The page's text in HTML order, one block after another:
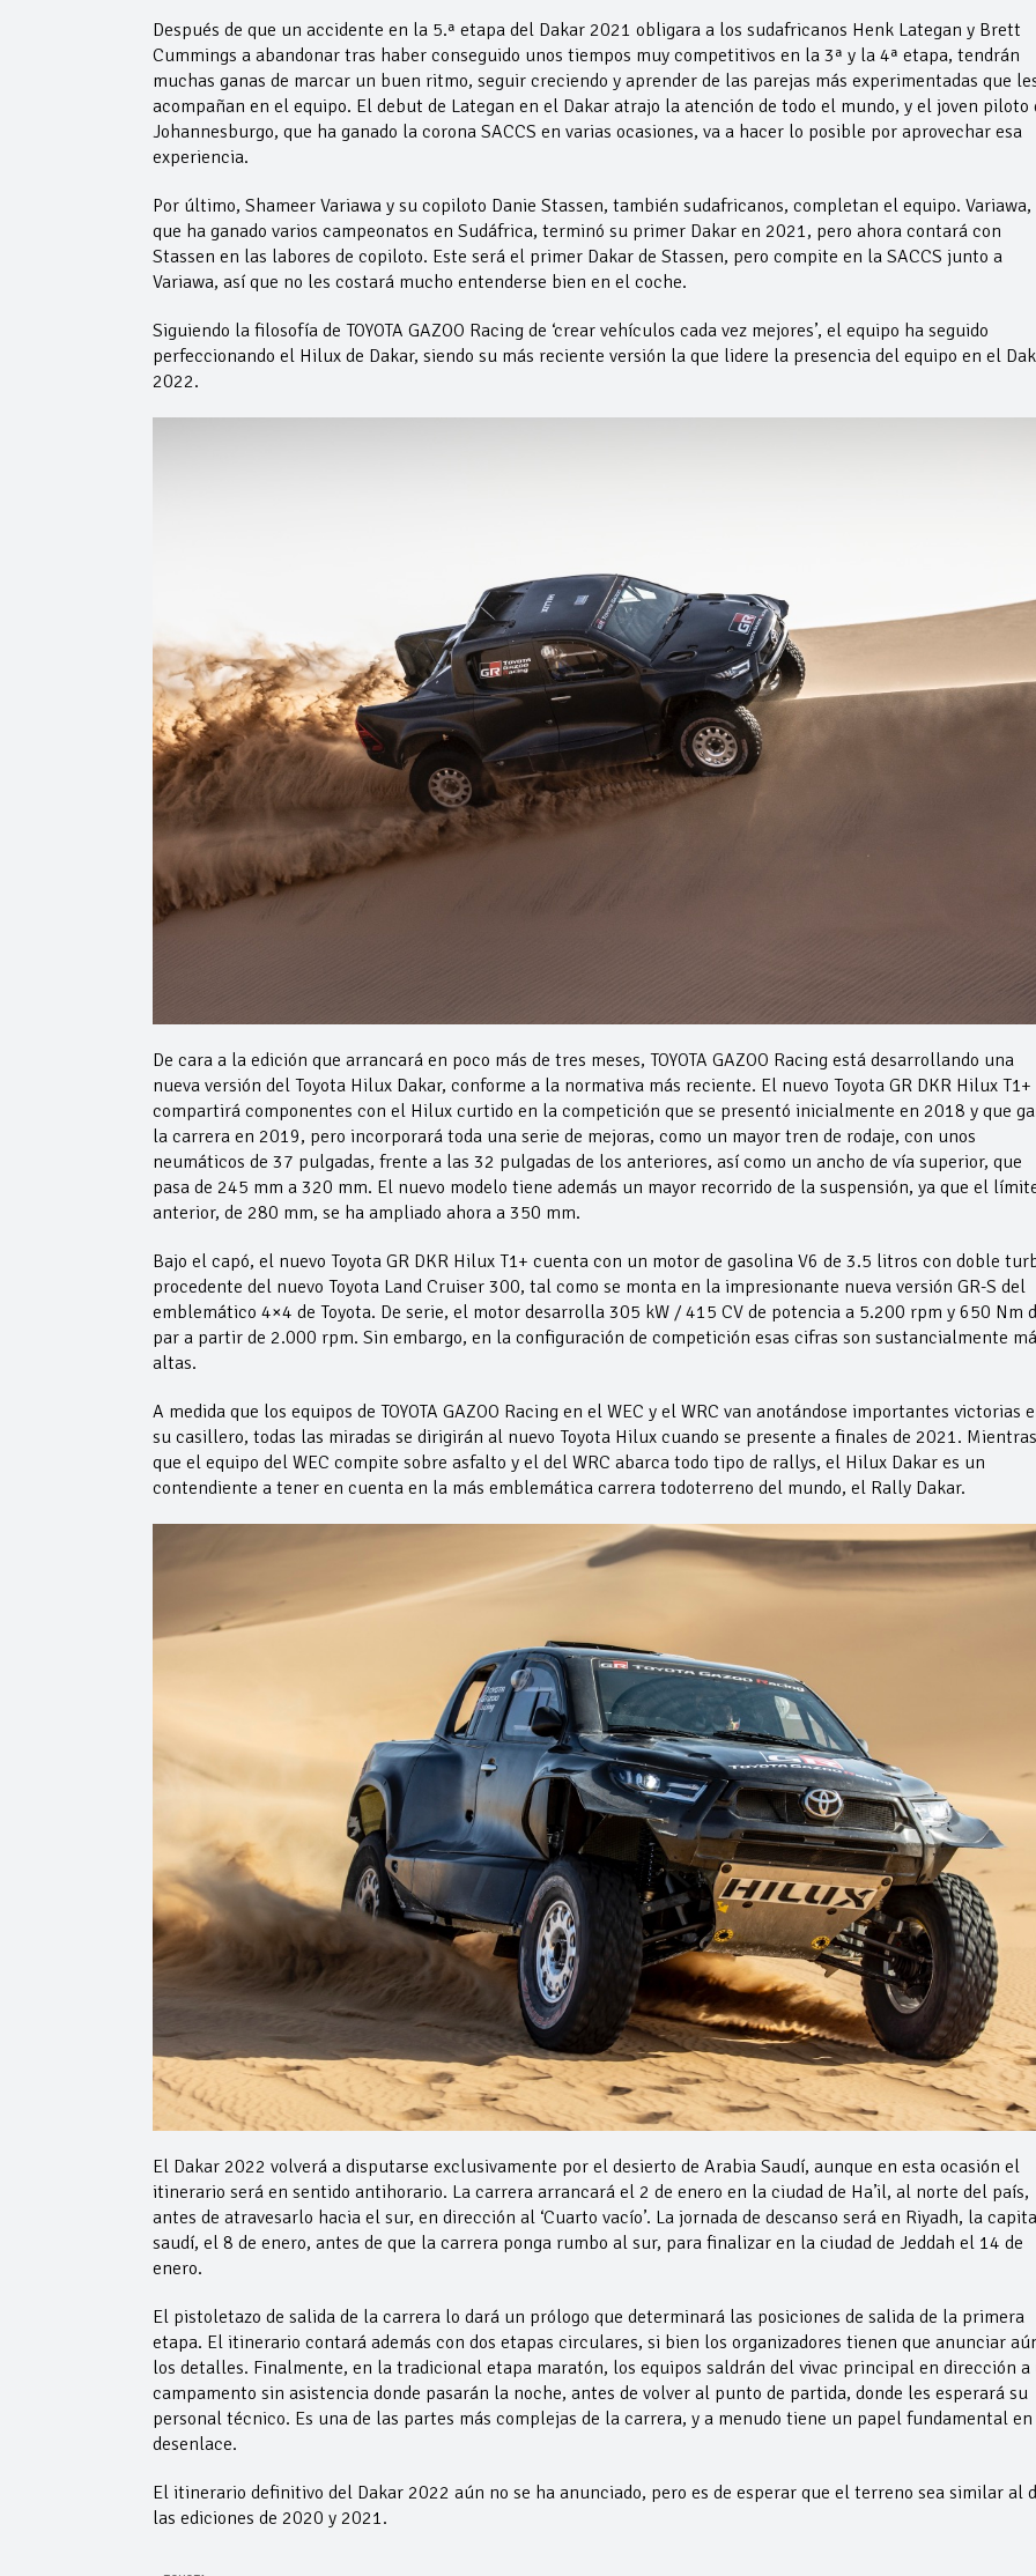
Después de que un accidente en la 5.ª etapa del Dakar 2021 obligara a los sudafricanos Henk Lategan y Brett
Cummings a abandonar tras haber conseguido unos tiempos muy competitivos en la 3ª y la 4ª etapa, tendrán
muchas ganas de marcar un buen ritmo, seguir creciendo y aprender de las parejas más experimentadas que
acompañan en el equipo. El debut de Lategan en el Dakar atrajo la atención de todo el mundo, y el joven piloto
Johannesburgo, que ha ganado la corona SACCS en varias ocasiones, va a hacer lo posible por aprovechar esa
experiencia.
Por último, Shameer Variawa y su copiloto Danie Stassen, también sudafricanos, completan el equipo. Variawa,
que ha ganado varios campeonatos en Sudáfrica, terminó su primer Dakar en 2021, pero ahora contará con
Stassen en las labores de copiloto. Este será el primer Dakar de Stassen, pero compite en la SACCS junto a
Variawa, así que no les costará mucho entenderse bien en el coche.
Siguiendo la filosofía de TOYOTA GAZOO Racing de ‘crear vehículos cada vez mejores’, el equipo ha seguido
perfeccionando el Hilux de Dakar, siendo su más reciente versión la que lidere la presencia del equipo en el
2022.
De cara a la edición que arrancará en poco más de tres meses, TOYOTA GAZOO Racing está desarrollando una
nueva versión del Toyota Hilux Dakar, conforme a la normativa más reciente. El nuevo Toyota GR DKR Hilux T1+
compartirá componentes con el Hilux curtido en la competición que se presentó inicialmente en 2018 y que
la carrera en 2019, pero incorporará toda una serie de mejoras, como un mayor tren de rodaje, con unos
neumáticos de 37 pulgadas, frente a las 32 pulgadas de los anteriores, así como un ancho de vía superior, que
pasa de 245 mm a 320 mm. El nuevo modelo tiene además un mayor recorrido de la suspensión, ya que el
anterior, de 280 mm, se ha ampliado ahora a 350 mm.
Bajo el capó, el nuevo Toyota GR DKR Hilux T1+ cuenta con un motor de gasolina V6 de 3.5 litros con doble
procedente del nuevo Toyota Land Cruiser 300, tal como se monta en la impresionante nueva versión GR-S del
emblemático 4×4 de Toyota. De serie, el motor desarrolla 305 kW / 415 CV de potencia a 5.200 rpm y 650 Nm
par a partir de 2.000 rpm. Sin embargo, en la configuración de competición esas cifras son sustancialmente
altas.
A medida que los equipos de TOYOTA GAZOO Racing en el WEC y el WRC van anotándose importantes victorias
su casillero, todas las miradas se dirigirán al nuevo Toyota Hilux cuando se presente a finales de 2021. Mientras
que el equipo del WEC compite sobre asfalto y el del WRC abarca todo tipo de rallys, el Hilux Dakar es un
contendiente a tener en cuenta en la más emblemática carrera todoterreno del mundo, el Rally Dakar.
El Dakar 2022 volverá a disputarse exclusivamente por el desierto de Arabia Saudí, aunque en esta ocasión el
itinerario será en sentido antihorario. La carrera arrancará el 2 de enero en la ciudad de Ha’il, al norte del país,
antes de atravesarlo hacia el sur, en dirección al ‘Cuarto vacío’. La jornada de descanso será en Riyadh, la
saudí, el 8 de enero, antes de que la carrera ponga rumbo al sur, para finalizar en la ciudad de Jeddah el 14 de
enero.
El pistoletazo de salida de la carrera lo dará un prólogo que determinará las posiciones de salida de la primera
etapa. El itinerario contará además con dos etapas circulares, si bien los organizadores tienen que anunciar
los detalles. Finalmente, en la tradicional etapa maratón, los equipos saldrán del vivac principal en dirección a
campamento sin asistencia donde pasarán la noche, antes de volver al punto de partida, donde les esperará su
personal técnico. Es una de las partes más complejas de la carrera, y a menudo tiene un papel fundamental
desenlace.
El itinerario definitivo del Dakar 2022 aún no se ha anunciado, pero es de esperar que el terreno sea similar al
las ediciones de 2020 y 2021.